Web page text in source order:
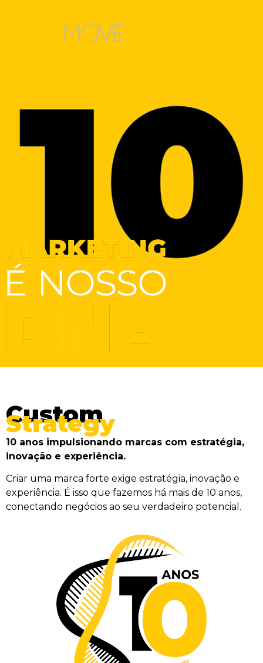
Custom
Strategy
10 anos impulsionando marcas com estratégia,
inovação e experiência.
Criar uma marca forte exige estratégia, inovação e
experiência. É isso que fazemos há mais de 10 anos,
conectando negócios ao seu verdadeiro potencial.